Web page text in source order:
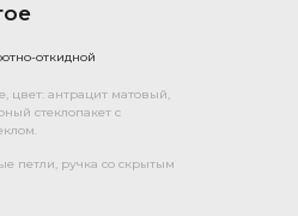
откидной
цвет: антрацит матовый,
стеклопакет с
петли, ручка со скрытым